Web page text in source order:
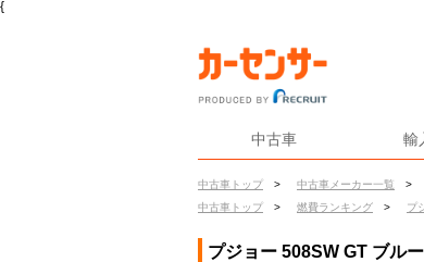
{
中古車 輸
中古車トップ > 中古車メーカー一覧 >
中古車トップ
> 燃費ランキング > プ
プジョー 508SW GT ブル